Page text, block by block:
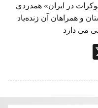
در ایران» همدردی
و همراهان آن زنده‌یاد
می دارد